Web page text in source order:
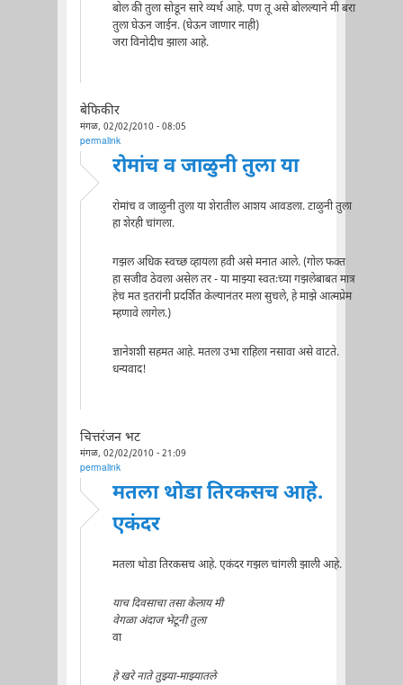
बोल की तुला सोडून सारे व्यर्थ आहे. पण तू असे बोलल्याने मी बरा
तुला घेऊन जाईन. (घेऊन जाणार नाही)
जरा विनोदीच झाला आहे.
बेफिकीर
मंगळ, 02/02/2010 - 08:05
permalink
रोमांच व जाळुनी तुला या
रोमांच व जाळुनी तुला या शेरातील आशय आवडला. टाळुनी तुला
हा शेरही चांगला.
गझल अधिक स्वच्छ व्हायला हवी असे मनात आले. (गोल फक्त
हा सजीव ठेवला असेल तर - या माझ्या स्वतःच्या गझलेबाबत मात्र
हेच मत इतरांनी प्रदर्शित केल्यानंतर मला सुचले, हे माझे आत्मप्रेम
म्हणावे लागेल.)
ज्ञानेशशी सहमत आहे. मतला उभा राहिला नसावा असे वाटते.
धन्यवाद!
चित्तरंजन भट
मंगळ, 02/02/2010 - 21:09
permalink
मतला थोडा तिरकसच आहे.
एकंदर
मतला थोडा तिरकसच आहे. एकंदर गझल चांगली झाली आहे.
याच दिवसाचा तसा केलाय मी
वेगळा अंदाज भेटूनी तुला
वा
हे खरे नाते तुझ्या-माझ्यातले